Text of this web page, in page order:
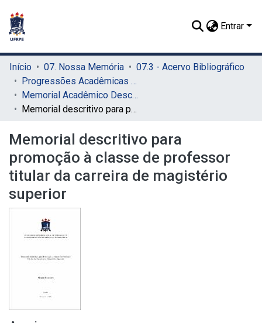
Entrar
Início 07. Nossa Memória
07.3 - Acervo Bibliográfico
Progressões Acadêmicas para Professor Titular
Memorial Acadêmico Descritivo
Memorial descritivo para promoção à classe de professor titular da carreira de magistério superior
Memorial descritivo para
promoção à classe de professor
titular da carreira de magistério
superior